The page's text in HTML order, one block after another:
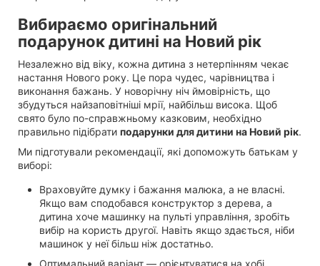
Вибираємо оригінальний
подарунок дитині на Новий рік
Незалежно від віку, кожна дитина з нетерпінням чекає
настання Нового року. Це пора чудес, чарівництва і
виконання бажань. У новорічну ніч ймовірність, що
збудуться найзаповітніші мрії, найбільш висока. Щоб
свято було по-справжньому казковим, необхідно
правильно підібрати подарунки для дитини на Новий рік.
Ми підготували рекомендації, які допоможуть батькам у
виборі:
Враховуйте думку і бажання малюка, а не власні.
Якщо вам сподобався конструктор з дерева, а
дитина хоче машинку на пульті управління, зробіть
вибір на користь другої. Навіть якщо здається, ніби
машинок у неї більш ніж достатньо.
Оптимальний варіант — орієнтуватися на хобі.